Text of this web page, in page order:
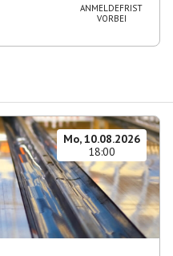
ANMELDEFRIST
VORBEI
Mo, 10.08.2026
18:00